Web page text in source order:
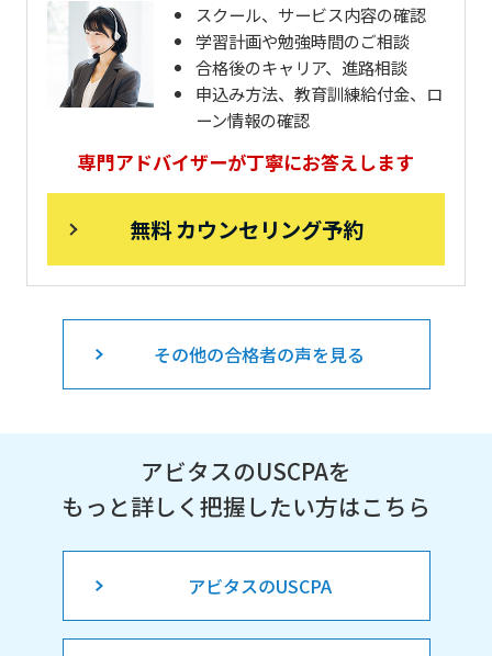
スクール、サービス内容の確認
学習計画や勉強時間のご相談
合格後のキャリア、進路相談
申込み方法、教育訓練給付金、ロ
ーン情報の確認
専門アドバイザーが丁寧にお答えします
無料 カウンセリング予約
その他の合格者の声を見る
アビタスのUSCPAを
もっと詳しく把握したい方はこちら
アビタスのUSCPA